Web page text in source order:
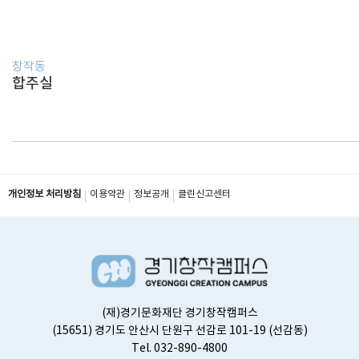
창작동
합주실
개인정보 처리방침 이용약관 정보공개 클린신고센터
(재)경기문화재단 경기창작캠퍼스
(15651) 경기도 안산시 단원구 선감로 101-19 (선감동)
Tel. 032-890-4800